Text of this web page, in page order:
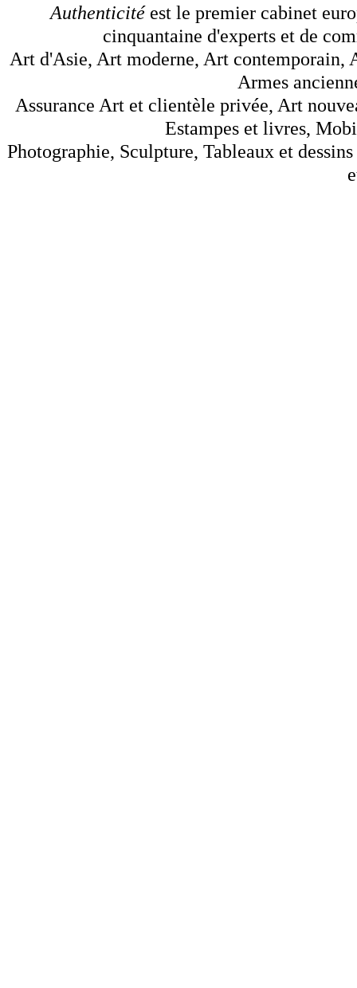
Authenticitéest le premier cabinet
cinquantaine d'experts et de
Art d'Asie, Art moderne, Art contemporain,
Armes
Assurance Art et clientèle privée, Art
Estampes et livres,
Photographie, Sculpture, Tableaux et